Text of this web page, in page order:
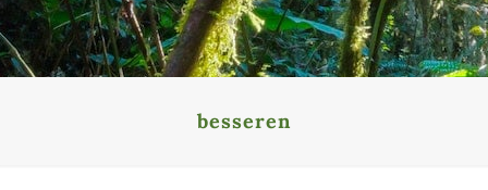
besseren